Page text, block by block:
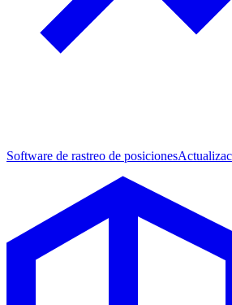
Software de rastreo de posiciones